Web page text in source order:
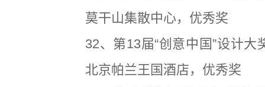
莫干山集散中心，优秀奖
32、第13届“创意中国”设计大
北京帕兰王国酒店，优秀奖